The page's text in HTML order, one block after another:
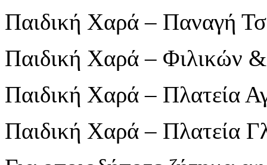
Παιδική Χαρά – Παναγή
Παιδική Χαρά – Φιλικών
Παιδική Χαρά – Πλατεία
Παιδική Χαρά – Πλατεία